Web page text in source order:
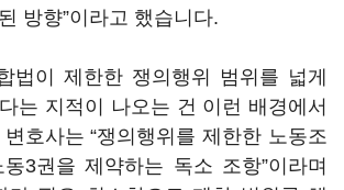
방향”이라고 했습니다.
법이 제한한 쟁의행위 범위를 넓게
는 지적이 나오는 건 이런 배경에서
호사는 “쟁의행위를 제한한 노동조
3권을 제약하는 독소 조항”이라며